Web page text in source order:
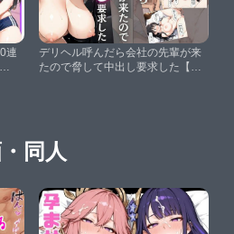
デリヘル呼んだら会社の先輩が来
たので脅して中出し要求した【お
同人